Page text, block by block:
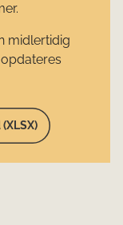
midlertidig